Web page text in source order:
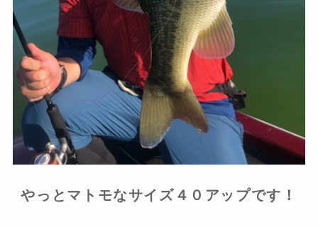
やっとマトモなサイズ４０アップです！